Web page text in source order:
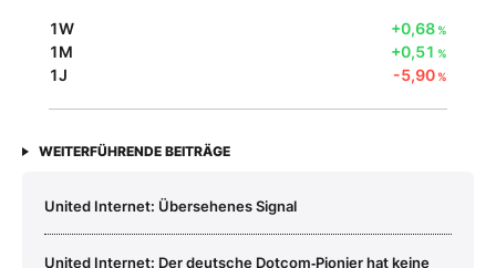
1W +0,68%
1M +0,51 %
1J -5,90%
WEITERFÜHRENDE BEITRÄGE
United Internet: Übersehenes Signal
United Internet: Der deutsche Dotcom‑Pionier hat keine